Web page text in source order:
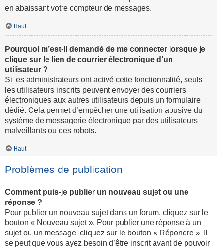
en abaissant votre compteur de messages.
Haut
Pourquoi m’est-il demandé de me connecter lorsque je
clique sur le lien de courrier électronique d’un
utilisateur ?
Si les administrateurs ont activé cette fonctionnalité, seuls
les utilisateurs inscrits peuvent envoyer des courriers
électroniques aux autres utilisateurs depuis un formulaire
dédié. Cela permet d’empêcher une utilisation abusive du
système de messagerie électronique par des utilisateurs
malveillants ou des robots.
Haut
Problèmes de publication
Comment puis-je publier un nouveau sujet ou une
réponse ?
Pour publier un nouveau sujet dans un forum, cliquez sur le
bouton « Nouveau sujet ». Pour publier une réponse à un
sujet ou un message, cliquez sur le bouton « Répondre ». Il
se peut que vous ayez besoin d’être inscrit avant de pouvoir